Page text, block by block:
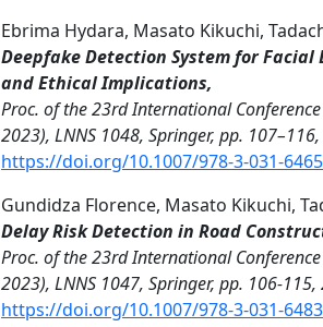
Ebrima Hydara, Masato Kikuchi,
Deepfake Detection System for
and Ethical Implications,
Proc. of the 23rd International
2023), LNNS 1048, Springer, pp.
https://doi.org/10.1007/978-3-031-
Gundidza Florence, Masato Kikuchi,
Delay Risk Detection in Road
Proc. of the 23rd International
2023), LNNS 1047, Springer, pp. 106-115,
https://doi.org/10.1007/978-3-031-